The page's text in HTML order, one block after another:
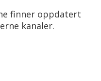
finner oppdatert
kanaler.